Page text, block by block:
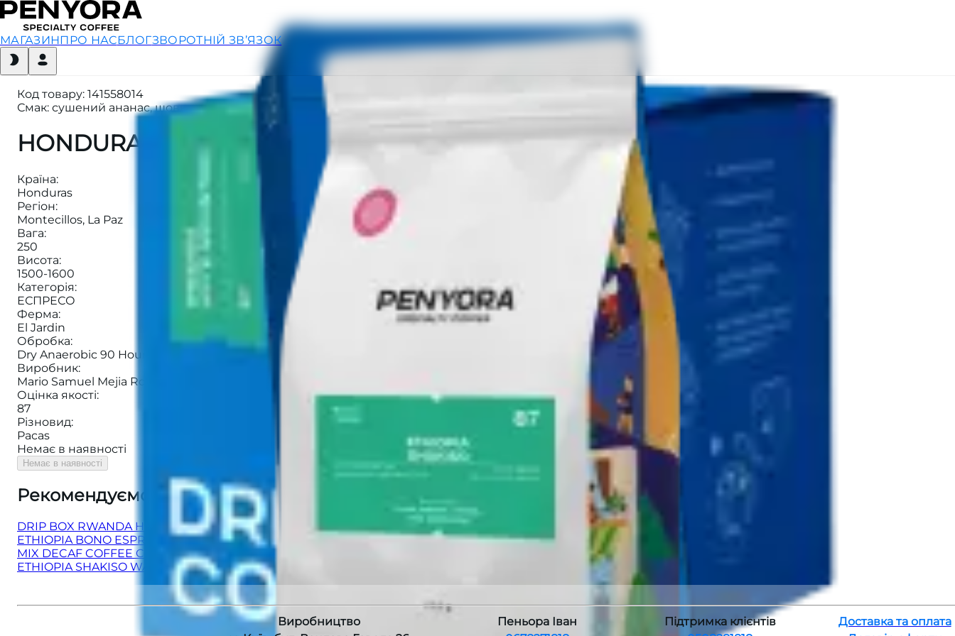
МАГАЗИНПРО НАСБЛОГЗВОРОТНІЙ ЗВ’ЯЗОК
Код товару: 141558014
Смак: сушений ананас, шовковиця, слива, аґрус, грейпфрут
HONDURAS EL JARDIN ESPRESSO
Країна:
Honduras
Регіон:
Montecillos, La Paz
Вага:
250
Висота:
1500-1600
Категорія:
ЕСПРЕСО
Ферма:
El Jardin
Обробка:
Dry Anaerobic 90 Hours Natural
Виробник:
Mario Samuel Mejia Rodriguez
Оцінка якості:
87
Різновид:
Pacas
Немає в наявності
Немає в наявності
Рекомендуємо також:
DRIP BOX RWANDA HUYE MOUNTAIN
ETHIOPIA BONO ESPRESSO
MIX DECAF COFFEE CAPSULES
ETHIOPIA SHAKISO WASHED FILTER
Виробництво
Пеньора Іван
Підтримка клієнтів
Доставка та оплата